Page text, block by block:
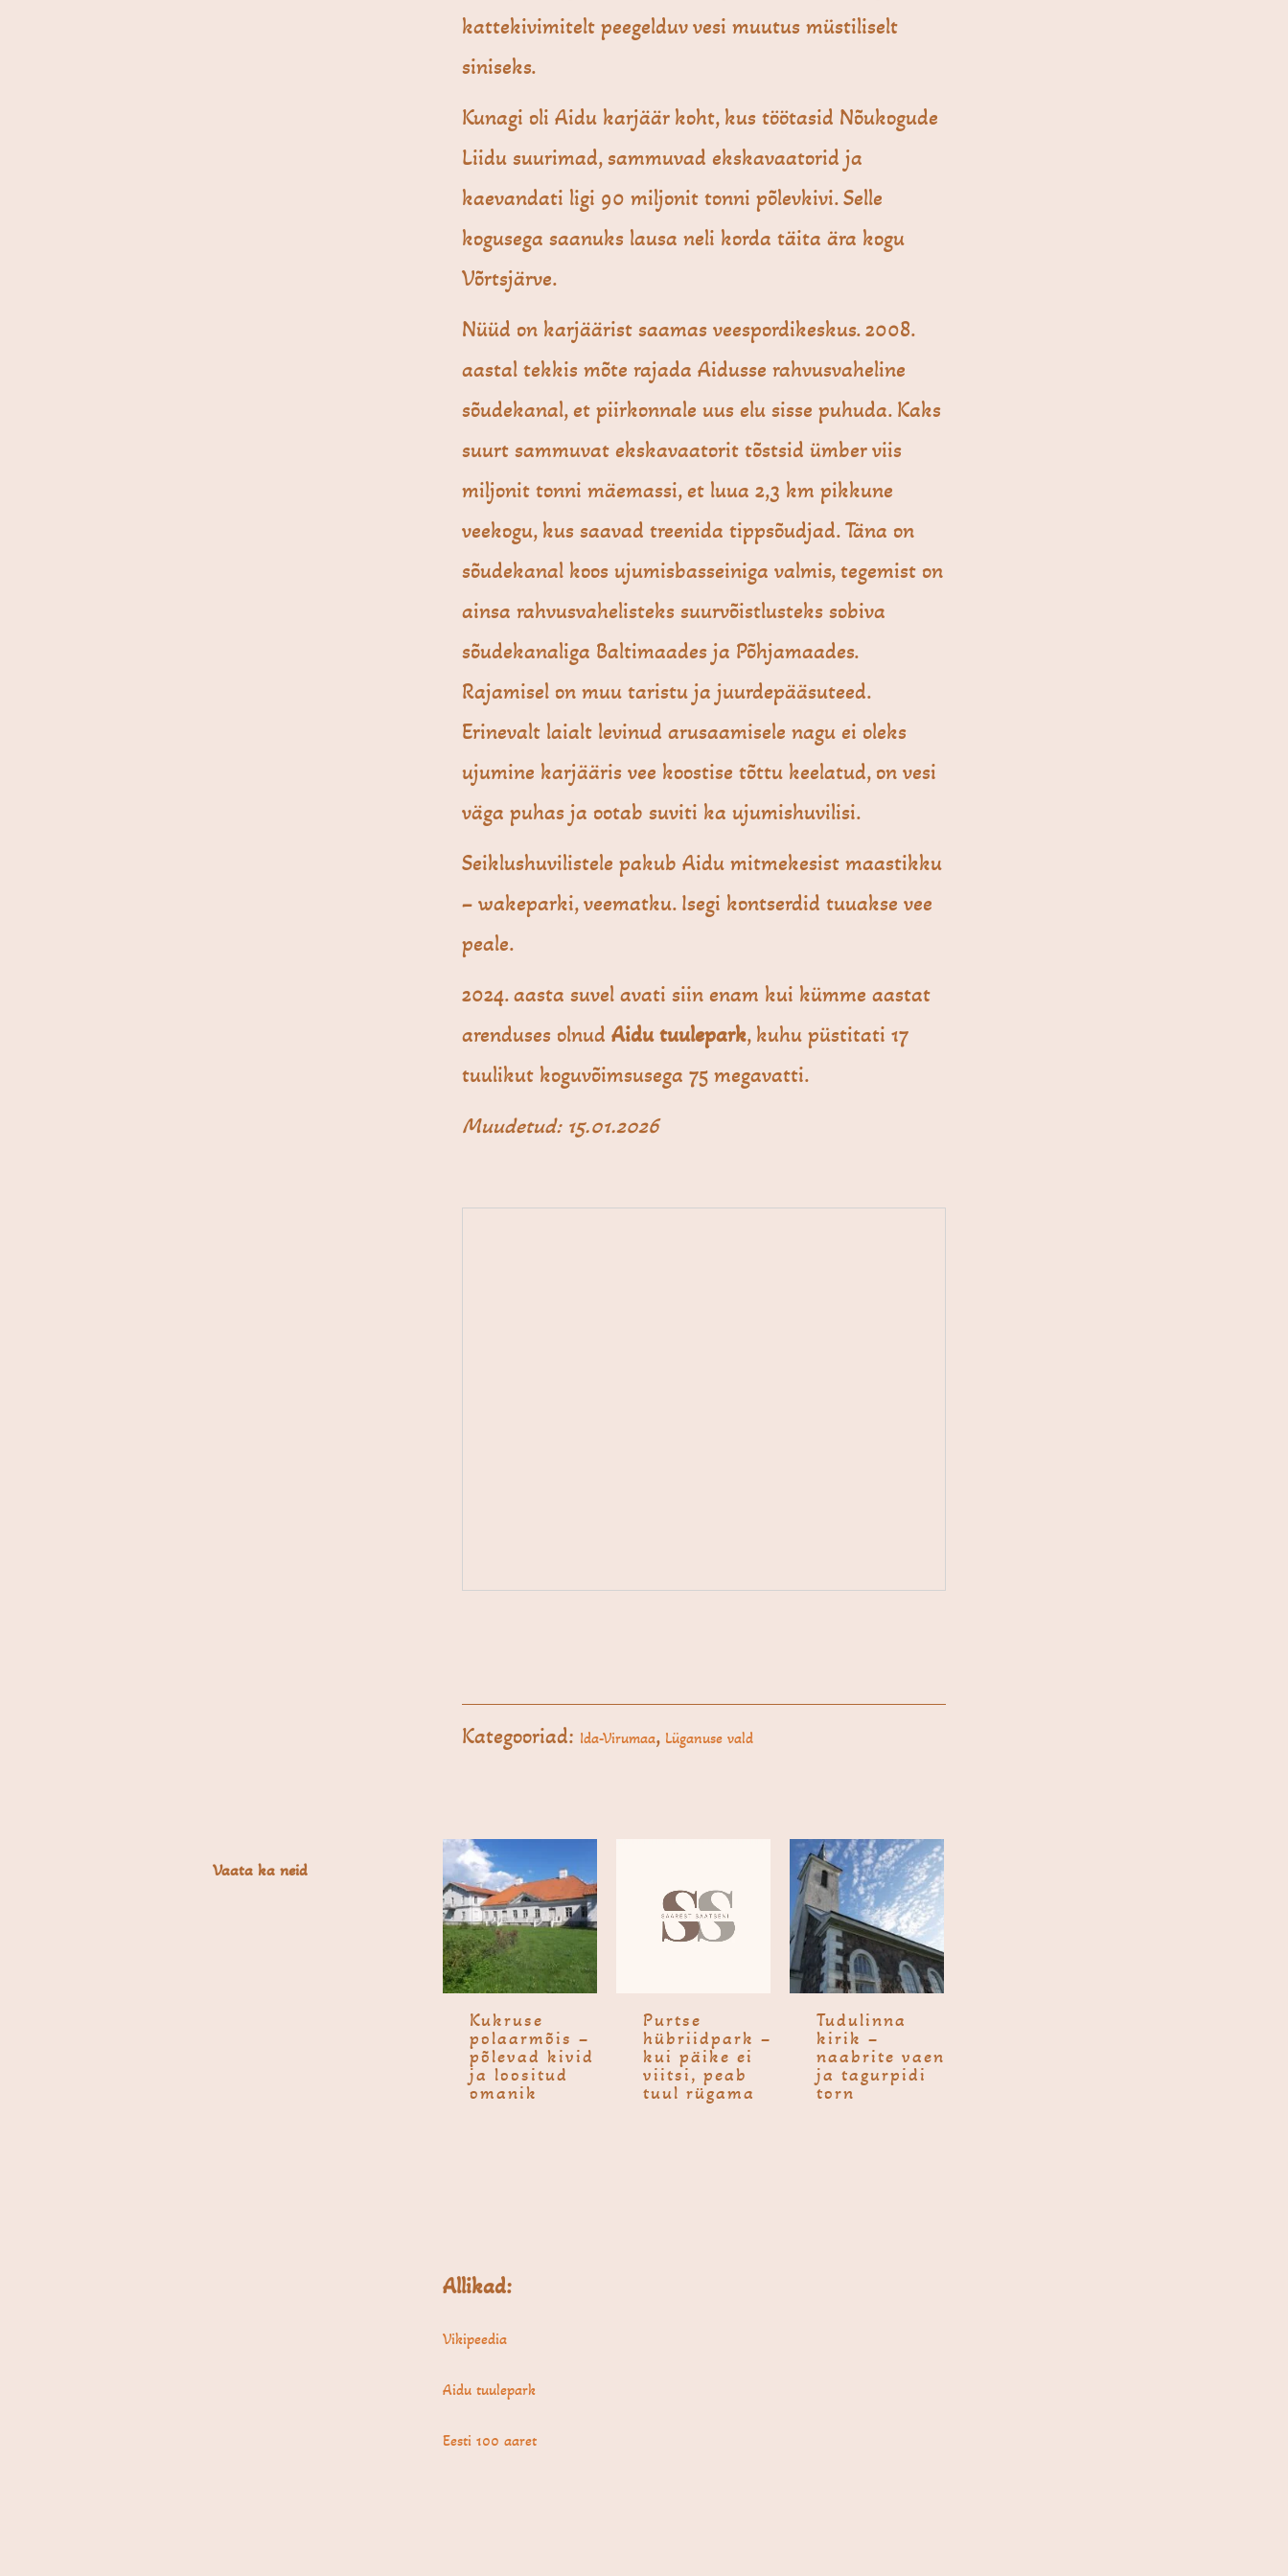
kattekivimitelt peegelduv vesi muutus müstiliselt
siniseks.
Kunagi oli Aidu karjäär koht, kus töötasid Nõukogude
Liidu suurimad, sammuvad ekskavaatorid ja
kaevandati ligi 90 miljonit tonni põlevkivi. Selle
kogusega saanuks lausa neli korda täita ära kogu
Võrtsjärve.
Nüüd on karjäärist saamas veespordikeskus. 2008.
aastal tekkis mõte rajada Aidusse rahvusvaheline
sõudekanal, et piirkonnale uus elu sisse puhuda. Kaks
suurt sammuvat ekskavaatorit tõstsid ümber viis
miljonit tonni mäemassi, et luua 2,3 km pikkune
veekogu, kus saavad treenida tippsõudjad. Täna on
sõudekanal koos ujumisbasseiniga valmis, tegemist on
ainsa rahvusvahelisteks suurvõistlusteks sobiva
sõudekanaliga Baltimaades ja Põhjamaades.
Rajamisel on muu taristu ja juurdepääsuteed.
Erinevalt laialt levinud arusaamisele nagu ei oleks
ujumine karjääris vee koostise tõttu keelatud, on vesi
väga puhas ja ootab suviti ka ujumishuvilisi.
Seiklushuvilistele pakub Aidu mitmekesist maastikku
– wakeparki, veematku. Isegi kontserdid tuuakse vee
peale.
2024. aasta suvel avati siin enam kui kümme aastat
arenduses olnudAidu tuulepark, kuhu püstitati 17
tuulikut koguvõimsusega 75 megavatti.
Muudetud: 15.01.2026
Kategooriad: Ida-Virumaa, Lüganuse vald
Vaata ka neid
Kukruse
polaar­mõis –
põlevad kivid
ja loositud
omanik
Purtse
hübriid­park –
kui päike ei
viitsi, peab
tuul rügama
Tudu­linna
kirik –
naabrite vaen
ja tagurpidi
torn
Allikad:
Vikipeedia
Aidu tuulepark
Eesti 100 aaret